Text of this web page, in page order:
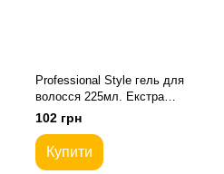
Professional Style гель для
волосся 225мл. Екстра
сильний (білий)
102 грн
Купити